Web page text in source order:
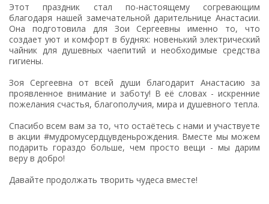
Этот праздник стал по-настоящему согревающим
благодаря нашей замечательной дарительнице Анастасии.
Она подготовила для Зои Сергеевны именно то, что
создает уют и комфорт в буднях: новенький электрический
чайник для душевных чаепитий и необходимые средства
гигиены.
Зоя Сергеевна от всей души благодарит Анастасию за
проявленное внимание и заботу! В её словах - искренние
пожелания счастья, благополучия, мира и душевного тепла.
Спасибо всем вам за то, что остаётесь с нами и участвуете
в акции #мудромусердцувденьрождения. Вместе мы можем
подарить гораздо больше, чем просто вещи - мы дарим
веру в добро!
Давайте продолжать творить чудеса вместе!